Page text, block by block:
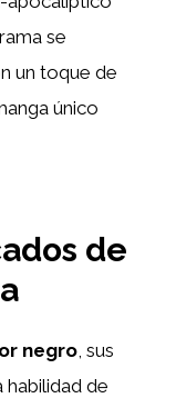
se
un toque de
único
de
negro , sus
habilidad de